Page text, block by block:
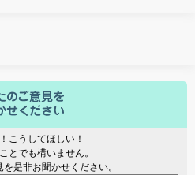
こうしてほしい！
とでも構いません。
是非お聞かせください。